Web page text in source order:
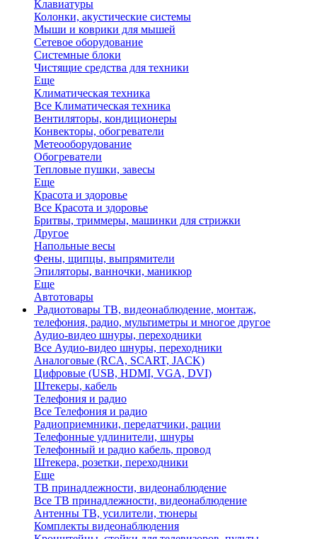
Клавиатуры
Колонки, акустические системы
Мыши и коврики для мышей
Сетевое оборудование
Системные блоки
Чистящие средства для техники
Еще
Климатическая техника
Все Климатическая техника
Вентиляторы, кондиционеры
Конвекторы, обогреватели
Метеооборудование
Обогреватели
Тепловые пушки, завесы
Еще
Красота и здоровье
Все Красота и здоровье
Бритвы, триммеры, машинки для стрижки
Другое
Напольные весы
Фены, щипцы, выпрямители
Эпиляторы, ванночки, маникюр
Еще
Автотовары
Радиотовары ТВ, видеонаблюдение, монтаж,
телефония, радио, мультиметры и многое другое
Аудио-видео шнуры, переходники
Все Аудио-видео шнуры, переходники
Аналоговые (RCA, SCART, JACK)
Цифровые (USB, HDMI, VGA, DVI)
Штекеры, кабель
Телефония и радио
Все Телефония и радио
Радиоприемники, передатчики, рации
Телефонные удлинители, шнуры
Телефонный и радио кабель, провод
Штекера, розетки, переходники
Еще
ТВ принадлежности, видеонаблюдение
Все ТВ принадлежности, видеонаблюдение
Антенны ТВ, усилители, тюнеры
Комплекты видеонаблюдения